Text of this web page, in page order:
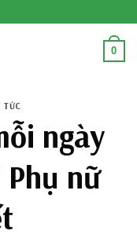
0
TỨC
ngày
nữ